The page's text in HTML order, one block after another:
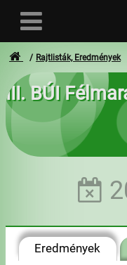
Felhasználó
Bejelentkezés
- - -
Számlák
Rajtlisták, Eredmények
III. BÚI
Eredmények